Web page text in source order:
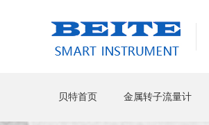
贝特首页 金属转子流量计